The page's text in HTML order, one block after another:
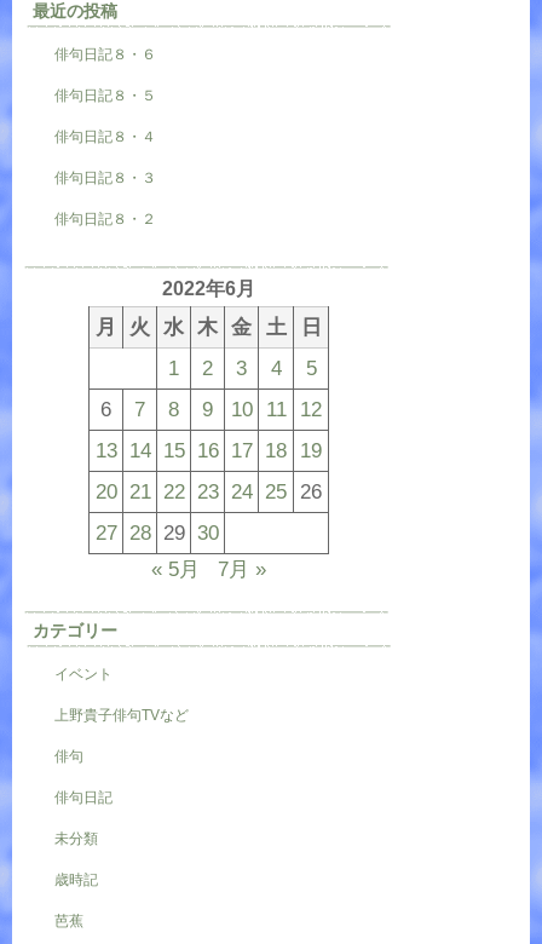
最近の投稿
俳句日記８・６
俳句日記８・５
俳句日記８・４
俳句日記８・３
俳句日記８・２
2022年6月
月 火 水 木 金 土
日
1
2 3 4
5
6
7 8 9 10 11
12
13 14 15 16 17 18 19
20 21 22 23 24 25 26
27 28 29 30
« 5月
7月 »
カテゴリー
イベント
上野貴子俳句TVなど
俳句
俳句日記
未分類
歳時記
芭蕉